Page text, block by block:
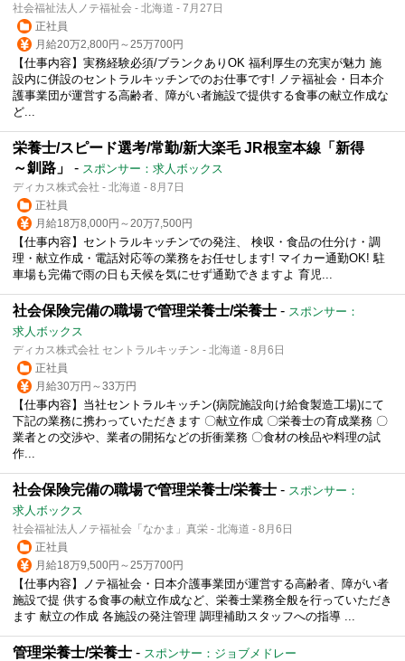
社会福祉法人ノテ福祉会 - 北海道 - 7月27日
正社員
月給20万2,800円～25万700円
【仕事内容】実務経験必須/ブランクありOK 福利厚生の充実が魅力 施
設内に併設のセントラルキッチンでのお仕事です! ノテ福祉会・日本介
護事業団が運営する高齢者、障がい者施設で提供する食事の献立作成な
ど...
栄養士/スピード選考/常勤/新大楽毛 JR根室本線「新得
～釧路」
- スポンサー：求人ボックス
ディカス株式会社 - 北海道 - 8月7日
正社員
月給18万8,000円～20万7,500円
【仕事内容】セントラルキッチンでの発注、 検収・食品の仕分け・調
理・献立作成・電話対応等の業務をお任せします! マイカー通勤OK! 駐
車場も完備で雨の日も天候を気にせず通勤できますよ 育児...
社会保険完備の職場で管理栄養士/栄養士 - スポンサー：
求人ボックス
ディカス株式会社 セントラルキッチン - 北海道 - 8月6日
正社員
月給30万円～33万円
【仕事内容】当社セントラルキッチン(病院施設向け給食製造工場)にて
下記の業務に携わっていただきます 〇献立作成 〇栄養士の育成業務 〇
業者との交渉や、業者の開拓などの折衝業務 〇食材の検品や料理の試
作...
社会保険完備の職場で管理栄養士/栄養士 - スポンサー：
求人ボックス
社会福祉法人ノテ福祉会「なかま」真栄 - 北海道 - 8月6日
正社員
月給18万9,500円～25万700円
【仕事内容】ノテ福祉会・日本介護事業団が運営する高齢者、障がい者
施設で提 供する食事の献立作成など、栄養士業務全般を行っていただき
ます 献立の作成 各施設の発注管理 調理補助スタッフへの指導 ...
管理栄養士/栄養士 - スポンサー：ジョブメドレー